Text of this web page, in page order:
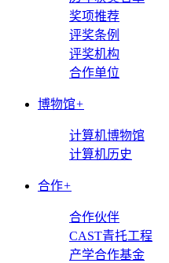
奖项推荐
评奖条例
评奖机构
合作单位
博物馆+
计算机博物馆
计算机历史
合作+
合作伙伴
CAST青托工程
产学合作基金